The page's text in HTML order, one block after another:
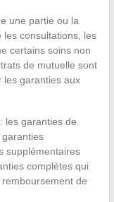
une partie ou la
consultations, les
certains soins non
de mutuelle sont
les garanties aux
les garanties de
supplémentaires
complètes qui
de